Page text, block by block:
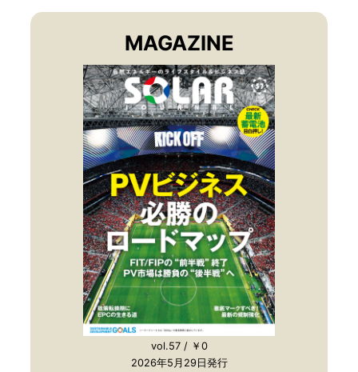
MAGAZINE
vol.57 / ￥0
2026年5月29日発行